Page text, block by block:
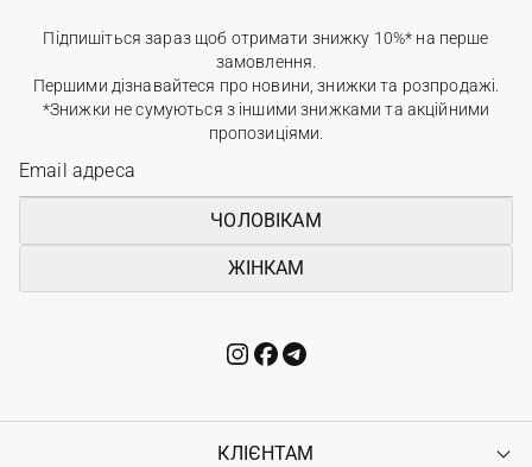
Підпишіться зараз щоб отримати знижку 10%* на перше
замовлення.
Першими дізнавайтеся про новини, знижки та розпродажі.
*Знижки не сумуються з іншими знижками та акційними
пропозиціями.
ЧОЛОВІКАМ
ЖІНКАМ
КЛІЄНТАМ